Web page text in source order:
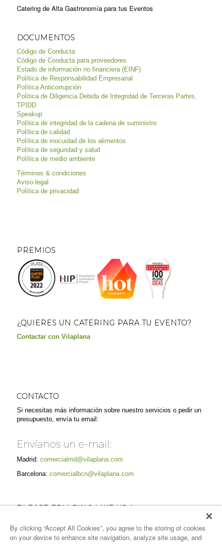
Catering de Alta Gastronomía para tus Eventos
DOCUMENTOS
Código de Conducta
Código de Conducta para proveedores
Estado de información no financiera (EINF)
Política de Responsabilidad Empresarial
Política Anticorrupción
Política de Diligencia Debida de Integridad de Terceras Partes,
TPIDD
Speakup
Política de integridad de la cadena de suministro
Política de calidad
Política de inocuidad de los alimentos
Política de seguridad y salud
Política de medio ambiente
Términos & condiciones
Aviso legal
Política de privacidad
PREMIOS
¿QUIERES UN CATERING PARA TU EVENTO?
Contactar con Vilaplana
CONTACTO
Si necesitas más información sobre nuestro servicios o pedir un
presupuesto, envía tu email:
Envíanos un e-mail:
Madrid: comercialmd@vilaplana.com
Barcelona: comercialbcn@vilaplana.com
PLEASE FOLLOW & LIKE US :)
By clicking “Accept All Cookies”, you agree to the storing of cookies
on your device to enhance site navigation, analyze site usage, and